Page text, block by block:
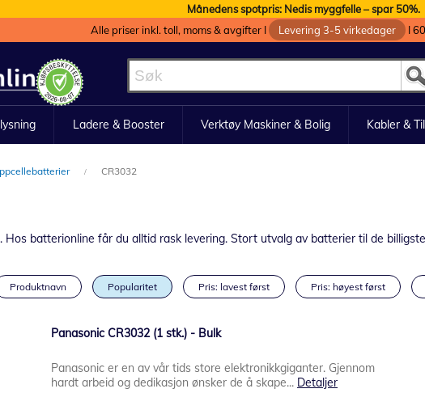
Månedens spotpris: Nedis myggfelle – spar 50%.
Alle priser inkl. toll, moms & avgifter I
Levering 3-5 virkedager I
Ladere & Booster Verktøy Maskiner & Bolig Kabler &
CR3032
Hos batterionline får du alltid rask levering. Stort utvalg av batterier til de
Produktnavn Popularitet Pris: lavest først Pris: høyest først
Panasonic CR3032 (1 stk.) - Bulk
Panasonic er en av vår tids store elektronikkgiganter. Gjennom
hardt arbeid og dedikasjon ønsker de å skape... Detaljer